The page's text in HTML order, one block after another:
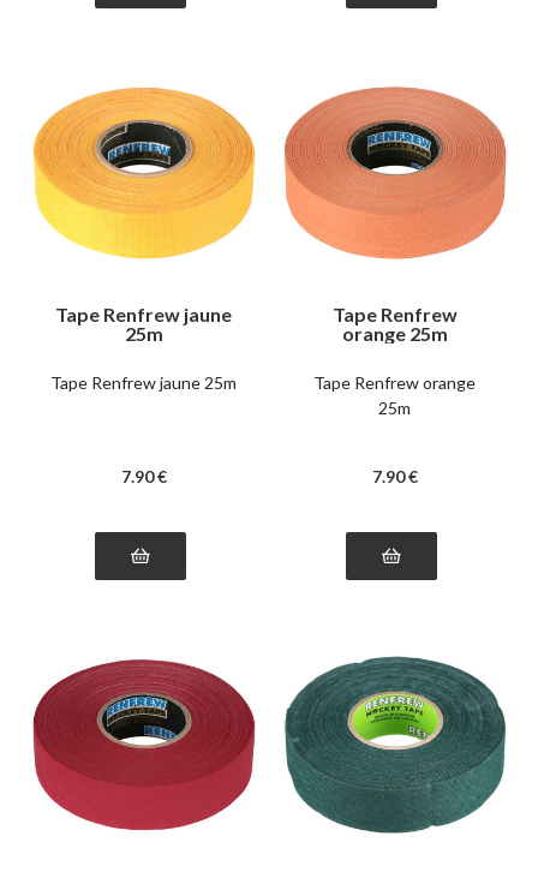
Tape Renfrew jaune
25m
Tape Renfrew jaune 25m
7.90 €
Tape Renfrew
orange 25m
Tape Renfrew orange
25m
7.90 €